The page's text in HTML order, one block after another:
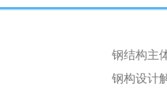
钢结构主
钢构设计